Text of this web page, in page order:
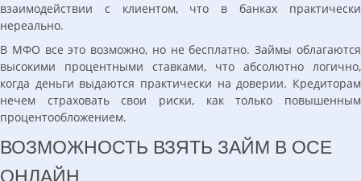
взаимодействии с клиентом, что в банках практически
нереально.
В МФО все это возможно, но не бесплатно. Займы облагаются
высокими процентными ставками, что абсолютно логично,
когда деньги выдаются практически на доверии. Кредиторам
нечем страховать свои риски, как только повышенным
процентообложением.
ВОЗМОЖНОСТЬ ВЗЯТЬ ЗАЙМ В ОСЕ
ОНЛАЙН